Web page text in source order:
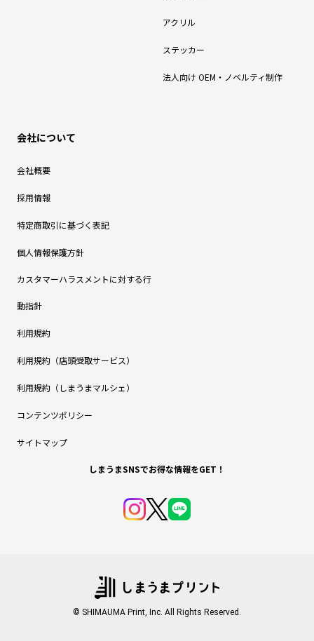
アクリル
ステッカー
法人向け OEM・ノベルティ制作
会社について
会社概要
採用情報
特定商取引に基づく表記
個人情報保護方針
カスタマーハラスメントに対する行
動指針
利用規約
利用規約（店頭受取サービス）
利用規約（しまうまマルシェ）
コンテンツポリシー
サイトマップ
しまうまSNSでお得な情報をGET！
© SHIMAUMA Print, Inc. All Rights Reserved.